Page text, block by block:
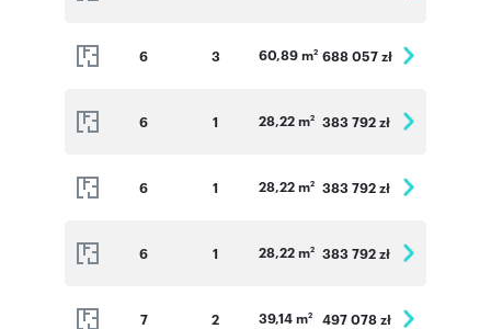
6 3 60,89 m2 688 057 zł
6 1 28,22 m2 383 792 zł
6 1 28,22 m2 383 792 zł
6 1 28,22 m2 383 792 zł
7 2 39,14 m2 497 078 zł